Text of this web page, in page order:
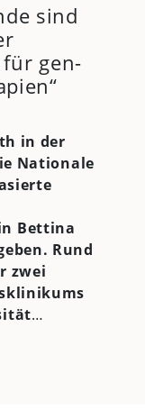
sind
gen-
in der
Nationale
Bettina
Rund
zwei
…